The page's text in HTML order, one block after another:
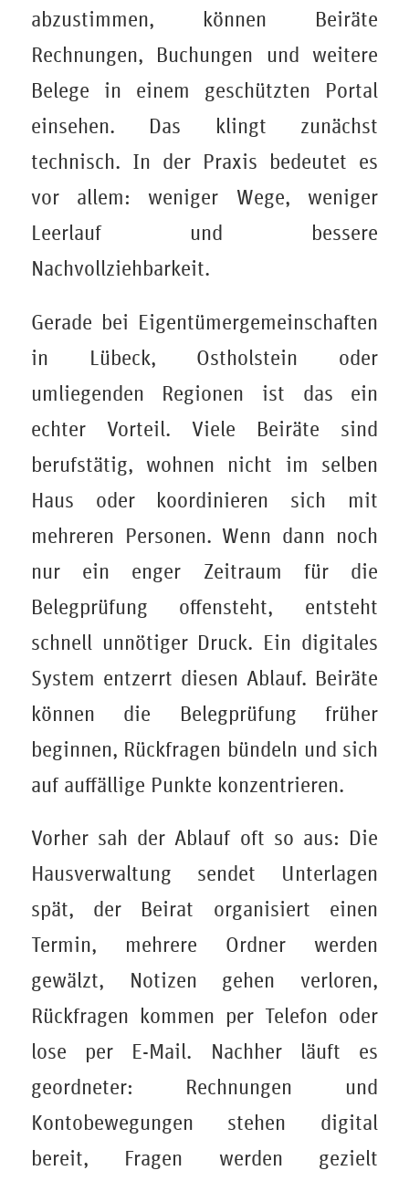
abzustimmen, können Beiräte
Rechnungen, Buchungen und weitere
Belege in einem geschützten Portal
einsehen. Das klingt zunächst
technisch. In der Praxis bedeutet es
vor allem: weniger Wege, weniger
Leerlauf und bessere
Nachvollziehbarkeit.
Gerade bei Eigentümergemeinschaften
in Lübeck, Ostholstein oder
umliegenden Regionen ist das ein
echter Vorteil. Viele Beiräte sind
berufstätig, wohnen nicht im selben
Haus oder koordinieren sich mit
mehreren Personen. Wenn dann noch
nur ein enger Zeitraum für die
Belegprüfung offensteht, entsteht
schnell unnötiger Druck. Ein digitales
System entzerrt diesen Ablauf. Beiräte
können die Belegprüfung früher
beginnen, Rückfragen bündeln und sich
auf auffällige Punkte konzentrieren.
Vorher sah der Ablauf oft so aus: Die
Hausverwaltung sendet Unterlagen
spät, der Beirat organisiert einen
Termin, mehrere Ordner werden
gewälzt, Notizen gehen verloren,
Rückfragen kommen per Telefon oder
lose per E-Mail. Nachher läuft es
geordneter: Rechnungen und
Kontobewegungen stehen digital
bereit, Fragen werden gezielt